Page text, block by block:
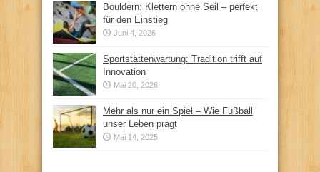
Bouldern: Klettern ohne Seil – perfekt
für den Einstieg
Juni 4, 2026
Sportstättenwartung: Tradition trifft auf
Innovation
Mai 20, 2026
Mehr als nur ein Spiel – Wie Fußball
unser Leben prägt
Mai 14, 2025